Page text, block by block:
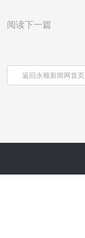
阅读下一篇
返回永顺新闻网首页